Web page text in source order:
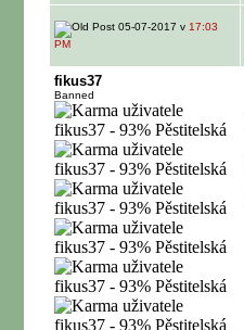
05-07-2017 v 17:03
PM
fikus37
Banned